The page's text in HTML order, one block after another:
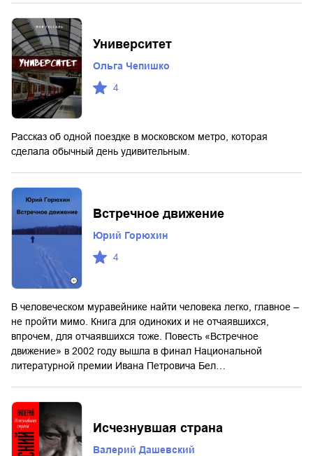
Университет
Ольга Чепишко
4
Рассказ об одной поездке в московском метро, которая
сделала обычный день удивительным.
Встречное движение
Юрий Горюхин
4
В человеческом муравейнике найти человека легко, главное –
не пройти мимо. Книга для одиноких и не отчаявшихся,
впрочем, для отчаявшихся тоже. Повесть «Встречное
движение» в 2002 году вышла в финал Национальной
литературной премии Ивана Петровича Бел…
Исчезнувшая страна
Валерий Дашевский